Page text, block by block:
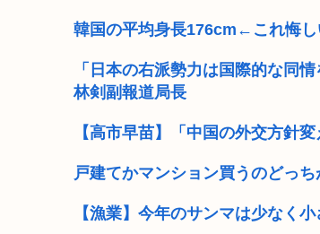
韓国の平均身長176cm←これ悔
「日本の右派勢力は国際的な同
林剣副報道局長
【高市早苗】「中国の外交方針
戸建てかマンション買うのどっ
【漁業】今年のサンマは少なく